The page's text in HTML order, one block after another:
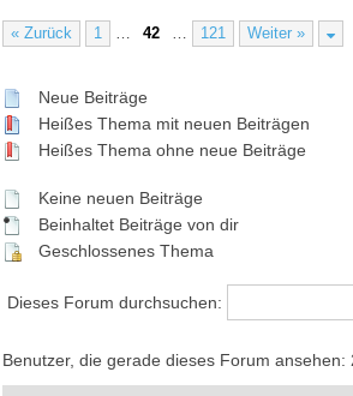
« Zurück 1 42 121 Weiter »
Neue Beiträge
Heißes Thema mit neuen Beiträgen
Heißes Thema ohne neue Beiträge
Keine neuen Beiträge
Beinhaltet Beiträge von dir
Geschlossenes Thema
Dieses Forum durchsuchen:
Benutzer, die gerade dieses Forum ansehen: